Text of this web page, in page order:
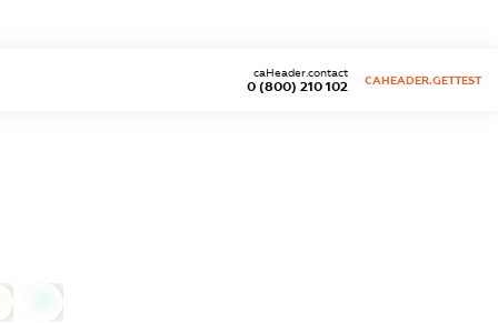
0 (800) 210 102
caHeader.contact
CAHEADER.GETTEST